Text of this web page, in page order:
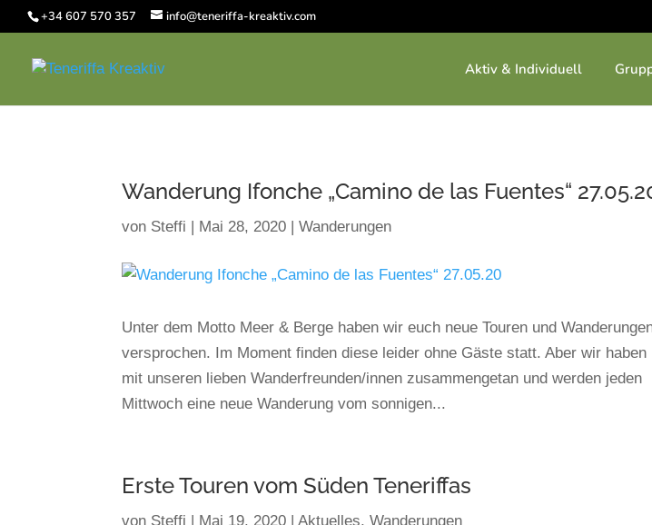
+34 607 570 357 info@teneriffa-kreaktiv.com
Aktiv & Individuell
Wanderung Ifonche „Camino de las Fuentes“
von Steffi | Mai 28, 2020 |Wanderungen
Unter dem Motto Meer & Berge haben wir euch neue Touren und
versprochen. Im Moment finden diese leider ohne Gäste statt. Aber wir haben
mit unseren lieben Wanderfreunden/innen zusammengetan und werden jeden
Mittwoch eine neue Wanderung vom sonnigen...
Erste Touren vom Süden Teneriffas
von Steffi | Mai 19, 2020 |Aktuelles,Wanderungen